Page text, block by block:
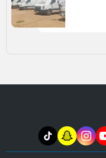
youtube
instagram
snapchat
tiktok